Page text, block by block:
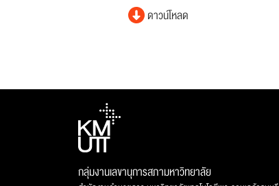
ดาวน์โหลด
กลุ่มงานเลขานุการสภามหาวิทยาลัย